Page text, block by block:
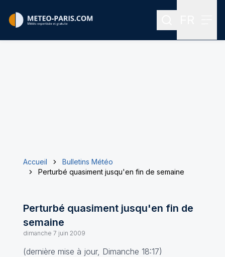
Rechercher
Accueil
Bulletins Météo
Perturbé quasiment jusqu'en fin de semaine
Perturbé quasiment jusqu'en fin de
semaine
dimanche 7 juin 2009
(dernière mise à jour, Dimanche 18:17)